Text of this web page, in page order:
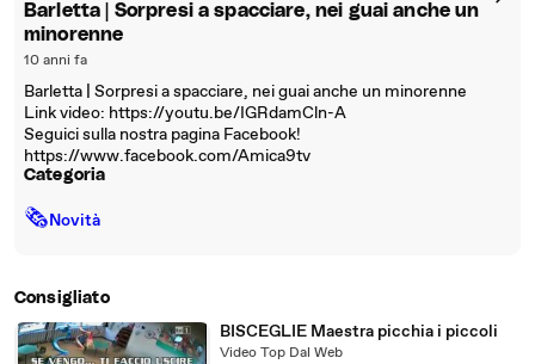
Barletta | Sorpresi a spacciare, nei guai anche un
minorenne
10 anni fa
Barletta | Sorpresi a spacciare, nei guai anche un minorenne
Link video: https://youtu.be/IGRdamCln-A
Seguici sulla nostra pagina Facebook!
https://www.facebook.com/Amica9tv
Categoria
🗞Novità
Consigliato
BISCEGLIE Maestra picchia i piccoli
Video Top Dal Web